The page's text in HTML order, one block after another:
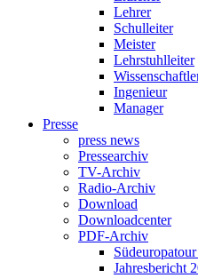
Lehrer
Schulleiter
Meister
Lehrstuhlleiter
Ingenieur
Manager
Presse
press news
Pressearchiv
TV-Archiv
Radio-Archiv
Download
Downloadcenter
PDF-Archiv
Jahresbericht